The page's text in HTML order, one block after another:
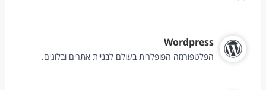
Wordpress
הפלטפורמה הפופלרית בעולם לבניית אתרים ובלוגים.